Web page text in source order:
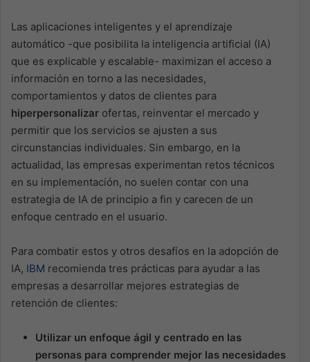
Las aplicaciones inteligentes y el aprendizaje
automático -que posibilita la inteligencia artificial (IA)
que es explicable y escalable- maximizan el acceso a
información en torno a las necesidades,
comportamientos y datos de clientes para
hiperpersonalizar ofertas, reinventar el mercado y
permitir que los servicios se ajusten a sus
circunstancias individuales. Sin embargo, en la
actualidad, las empresas experimentan retos técnicos
en su implementación, no suelen contar con una
estrategia de IA de principio a fin y carecen de un
enfoque centrado en el usuario.
Para combatir estos y otros desafíos en la adopción de
IA, IBM recomienda tres prácticas para ayudar a las
empresas a desarrollar mejores estrategias de
retención de clientes:
Utilizar un enfoque ágil y centrado en las
personas para comprender mejor las necesidades